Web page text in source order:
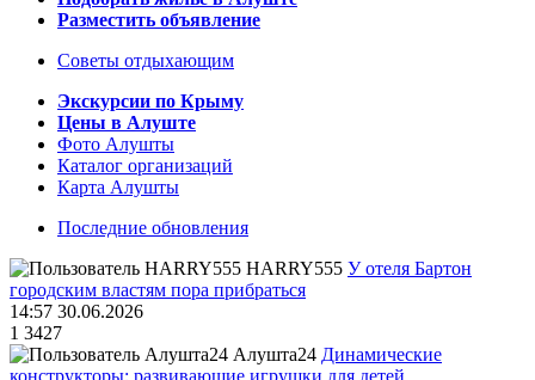
Разместить объявление
Советы отдыхающим
Экскурсии по Крыму
Цены в Алуште
Фото Алушты
Каталог организаций
Карта Алушты
Последние обновления
HARRY555 У отеля Бартон
городским властям пора прибраться
14:57 30.06.2026
1 3427
Алушта24 Динамические